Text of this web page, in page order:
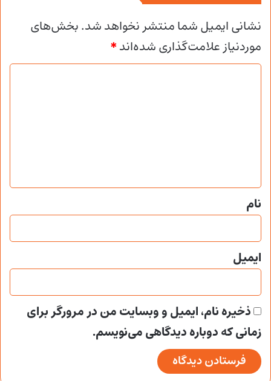
نشانی ایمیل شما منتشر نخواهد شد.بخش‌های
موردنیاز علامت‌گذاری شده‌اند*
د
*
نام
ایمیل
ذخیره نام، ایمیل و وبسایت من در مرورگر برای
زمانی که دوباره دیدگاهی می‌نویسم.